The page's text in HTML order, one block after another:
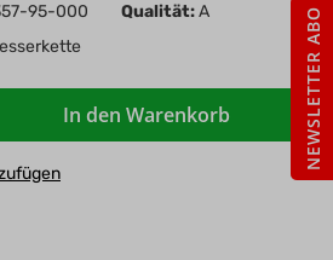
95-000 Qualität:A
In den Warenkorb NEWSLETTER ABO